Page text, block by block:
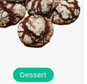
Dessert